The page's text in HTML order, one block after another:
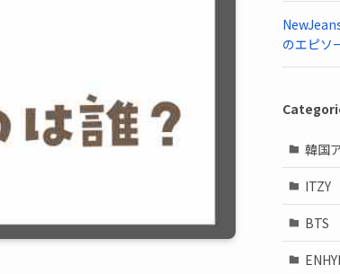
のエピソ
韓国
ITZY
BTS